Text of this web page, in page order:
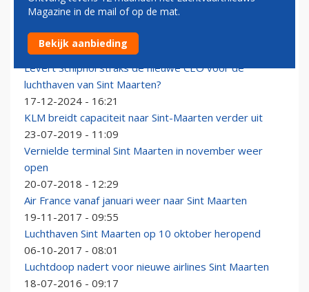
Luchthaven Sint Maarten weer open voor vliegverkeer
08-09-2025 - 22:26
Levert Schiphol straks de nieuwe CEO voor de
luchthaven van Sint Maarten?
17-12-2024 - 16:21
KLM breidt capaciteit naar Sint-Maarten verder uit
23-07-2019 - 11:09
Vernielde terminal Sint Maarten in november weer
open
20-07-2018 - 12:29
Air France vanaf januari weer naar Sint Maarten
19-11-2017 - 09:55
Luchthaven Sint Maarten op 10 oktober heropend
06-10-2017 - 08:01
Luchtdoop nadert voor nieuwe airlines Sint Maarten
18-07-2016 - 09:17
Magazine in de mail of op de mat.
Bekijk aanbieding